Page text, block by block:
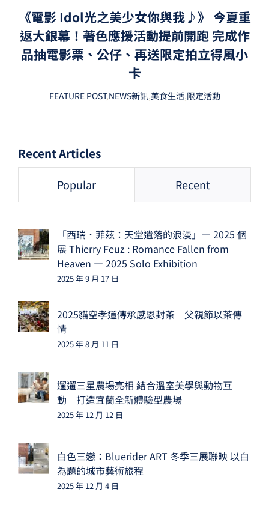
《電影 Idol光之美少女你與我♪》 今夏重
返大銀幕！著色應援活動提前開跑 完成作
品抽電影票、公仔、再送限定拍立得風小
卡
FEATURE POST,NEWS新訊,美食生活,限定活動
Recent Articles
Popular Recent
「西瑞．菲茲：天堂遺落的浪漫」— 2025 個
展 Thierry Feuz : Romance Fallen from
Heaven — 2025 Solo Exhibition
2025 年 9 月 17 日
2025貓空孝道傳承感恩封茶 父親節以茶傳
情
2025 年 8 月 11 日
遛遛三星農場亮相 結合溫室美學與動物互
動 打造宜蘭全新體驗型農場
2025 年 12 月 12 日
白色三戀：Bluerider ART 冬季三展聯映 以白
為題的城市藝術旅程
2025 年 12 月 4 日